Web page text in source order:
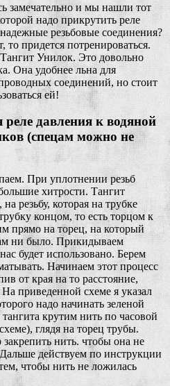
замечательно и мы нашли тот
надо прикрутить реле
резьбовые соединения?
придется потренироваться.
Унилок. Это довольно
Она удобнее льна для
соединений, но стоит
ей!
давления к водяной
(спецам можно не
При уплотнении резьб
хитрости. Тангит
резьбу, которая на трубке
концом, то есть торцом к
прямо на торец, на который
ни было. Прикидываем
будет использовано. Берем
Начинаем этот процесс
от края на то расстояние,
приведенной схеме я указал
надо начинать зеленой
крутим нить по часовой
глядя на торец трубы.
нить. чтобы она не
действуем по инструкции
чтобы нить не ложилась